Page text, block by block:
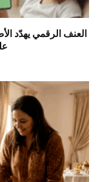
العنف الرقمي يهدّد